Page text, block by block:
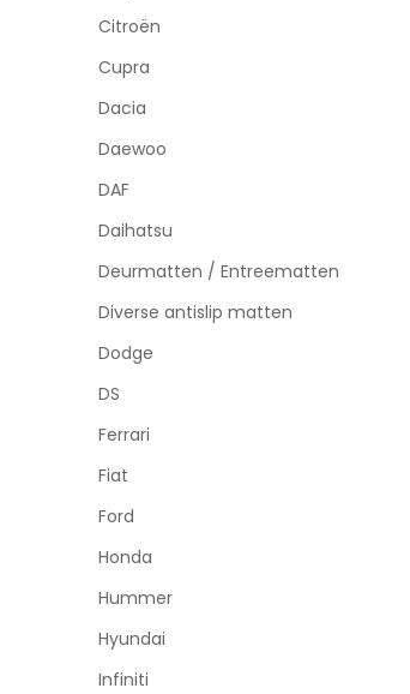
Citroën
Cupra
Dacia
Daewoo
DAF
Daihatsu
Deurmatten / Entreematten
Diverse antislip matten
Dodge
DS
Ferrari
Fiat
Ford
Honda
Hummer
Hyundai
Infiniti